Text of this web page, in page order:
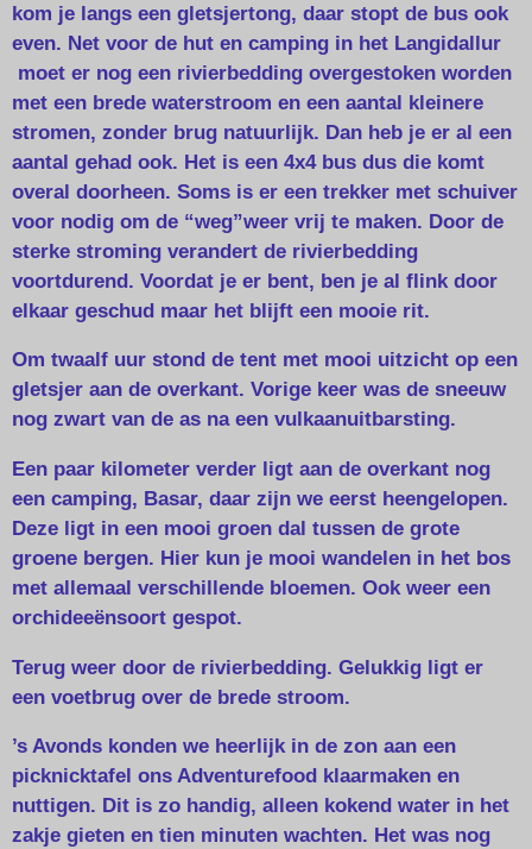
kom je langs een gletsjertong, daar stopt de bus ook
even. Net voor de hut en camping in het Langidallur
moet er nog een rivierbedding overgestoken worden
met een brede waterstroom en een aantal kleinere
stromen, zonder brug natuurlijk. Dan heb je er al een
aantal gehad ook. Het is een 4x4 bus dus die komt
overal doorheen. Soms is er een trekker met schuiver
voor nodig om de “weg”weer vrij te maken. Door de
sterke stroming verandert de rivierbedding
voortdurend. Voordat je er bent, ben je al flink door
elkaar geschud maar het blijft een mooie rit.
Om twaalf uur stond de tent met mooi uitzicht op een
gletsjer aan de overkant. Vorige keer was de sneeuw
nog zwart van de as na een vulkaanuitbarsting.
Een paar kilometer verder ligt aan de overkant nog
een camping, Basar, daar zijn we eerst heengelopen.
Deze ligt in een mooi groen dal tussen de grote
groene bergen. Hier kun je mooi wandelen in het bos
met allemaal verschillende bloemen. Ook weer een
orchideeënsoort gespot.
Terug weer door de rivierbedding. Gelukkig ligt er
een voetbrug over de brede stroom.
’s Avonds konden we heerlijk in de zon aan een
picknicktafel ons Adventurefood klaarmaken en
nuttigen. Dit is zo handig, alleen kokend water in het
zakje gieten en tien minuten wachten. Het was nog